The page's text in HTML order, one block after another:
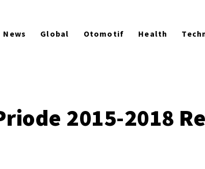
News Global Otomotif Health
2015-2018